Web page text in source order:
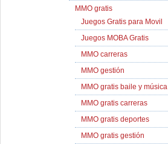
MMO gratis
Juegos Gratis para Movil
Juegos MOBA Gratis
MMO carreras
MMO gestión
MMO gratis baile y música
MMO gratis carreras
MMO gratis deportes
MMO gratis gestión